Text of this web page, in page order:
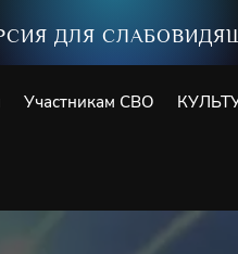
ДЛЯ
Участникам СВО